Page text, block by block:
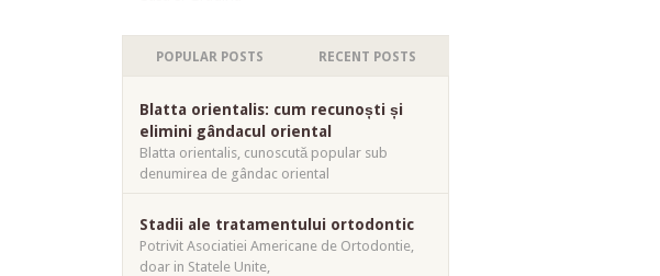
POPULAR POSTS RECENT POSTS
Blatta orientalis: cum recunoști și
elimini gândacul oriental
Blatta orientalis, cunoscută popular sub
denumirea de gândac oriental
Stadii ale tratamentului ortodontic
Potrivit Asociatiei Americane de Ortodontie,
doar in Statele Unite,